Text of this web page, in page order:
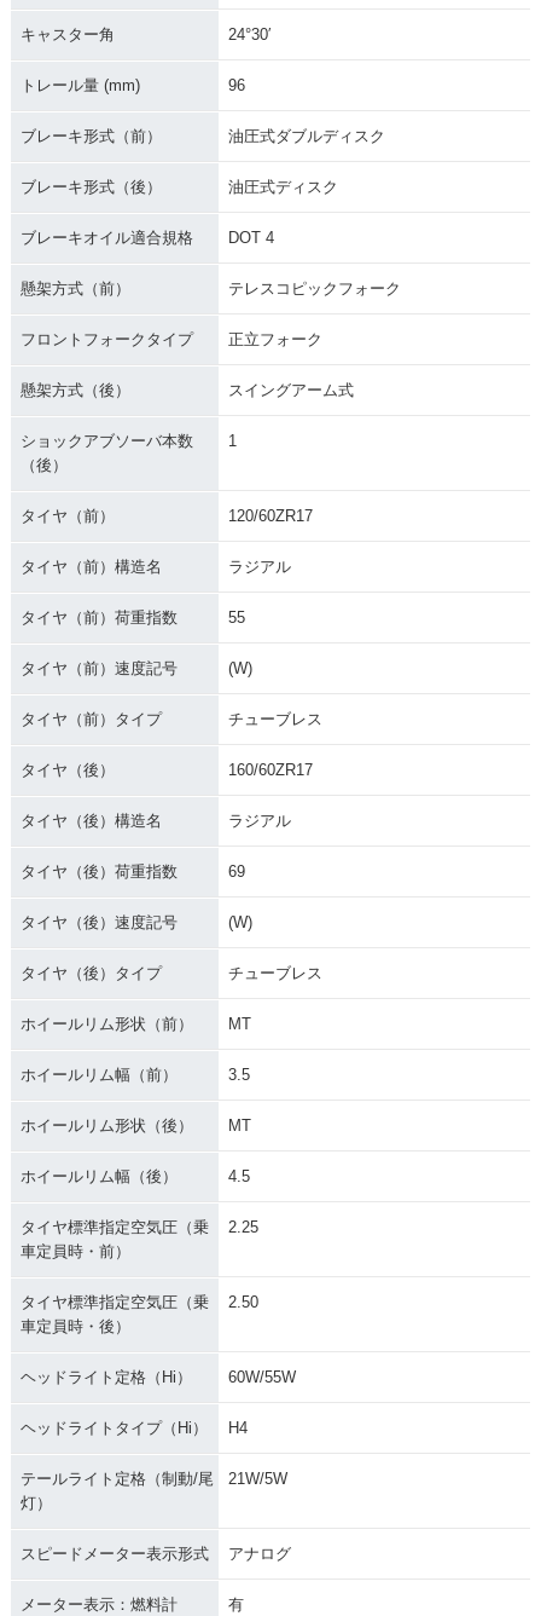
キャスター角 24°30′
トレール量 (mm) 96
ブレーキ形式（前） 油圧式ダブルディスク
ブレーキ形式（後） 油圧式ディスク
ブレーキオイル適合規格 DOT 4
懸架方式（前） テレスコピックフォーク
フロントフォークタイプ 正立フォーク
懸架方式（後） スイングアーム式
ショックアブソーバ本数
（後）
1
タイヤ（前） 120/60ZR17
タイヤ（前）構造名 ラジアル
タイヤ（前）荷重指数 55
タイヤ（前）速度記号 (W)
タイヤ（前）タイプ チューブレス
タイヤ（後） 160/60ZR17
タイヤ（後）構造名 ラジアル
タイヤ（後）荷重指数 69
タイヤ（後）速度記号 (W)
タイヤ（後）タイプ チューブレス
ホイールリム形状（前） MT
ホイールリム幅（前） 3.5
ホイールリム形状（後） MT
ホイールリム幅（後） 4.5
タイヤ標準指定空気圧（乗
車定員時・前）
2.25
タイヤ標準指定空気圧（乗
車定員時・後）
2.50
ヘッドライト定格（Hi） 60W/55W
ヘッドライトタイプ（Hi） H4
テールライト定格（制動/尾
灯）
21W/5W
スピードメーター表示形式 アナログ
メーター表示：燃料計 有